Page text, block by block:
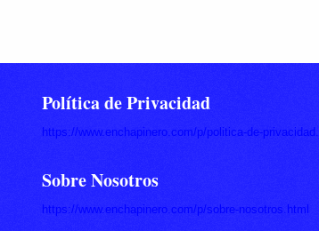
Política de Privacidad
https://www.enchapinero.com/p/politica-de-
Sobre Nosotros
https://www.enchapinero.com/p/sobre-nosotros.html